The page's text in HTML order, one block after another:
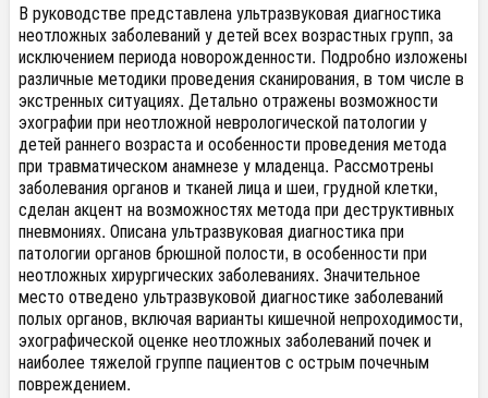
В руководстве представлена ультразвуковая диагностика
неотложных заболеваний у детей всех возрастных групп, за
исключением периода новорожденности. Подробно изложены
различные методики проведения сканирования, в том числе в
экстренных ситуациях. Детально отражены возможности
эхографии при неотложной неврологической патологии у
детей раннего возраста и особенности проведения метода
при травматическом анамнезе у младенца. Рассмотрены
заболевания органов и тканей лица и шеи, грудной клетки,
сделан акцент на возможностях метода при деструктивных
пневмониях. Описана ультразвуковая диагностика при
патологии органов брюшной полости, в особенности при
неотложных хирургических заболеваниях. Значительное
место отведено ультразвуковой диагностике заболеваний
полых органов, включая варианты кишечной непроходимости,
эхографической оценке неотложных заболеваний почек и
наиболее тяжелой группе пациентов с острым почечным
повреждением.